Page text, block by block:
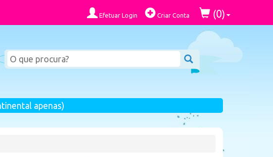
Efetuar Login Criar Conta (0)
apenas)